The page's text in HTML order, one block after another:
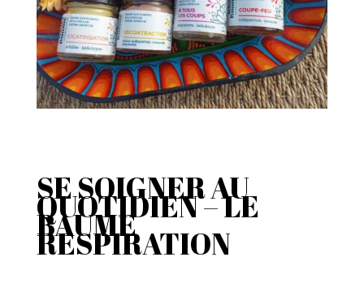
SE SOIGNER AU
QUOTIDIEN – LE
BAUME
RESPIRATION